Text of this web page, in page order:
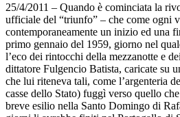
25/4/2011 – Quando è cominciata la
ufficiale del “triunfo” – che come ogni
contemporaneamente un inizio ed una
primo gennaio del 1959, giorno nel
l’eco dei rintocchi della mezzanotte e
dittatore Fulgencio Batista, caricate su
che lui riteneva tali, come l’argenteria
casse dello Stato) fuggì verso quello
breve esilio nella Santo Domingo di